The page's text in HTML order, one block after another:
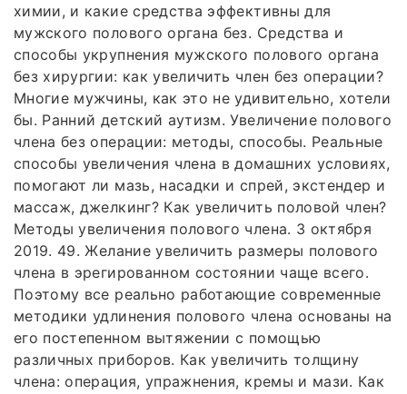
химии, и какие средства эффективны для
мужского полового органа без. Средства и
способы укрупнения мужского полового органа
без хирургии: как увеличить член без операции?
Многие мужчины, как это не удивительно, хотели
бы. Ранний детский аутизм. Увеличение полового
члена без операции: методы, способы. Реальные
способы увеличения члена в домашних условиях,
помогают ли мазь, насадки и спрей, экстендер и
массаж, джелкинг? Как увеличить половой член?
Методы увеличения полового члена. 3 октября
2019. 49. Желание увеличить размеры полового
члена в эрегированном состоянии чаще всего.
Поэтому все реально работающие современные
методики удлинения полового члена основаны на
его постепенном вытяжении с помощью
различных приборов. Как увеличить толщину
члена: операция, упражнения, кремы и мази. Как